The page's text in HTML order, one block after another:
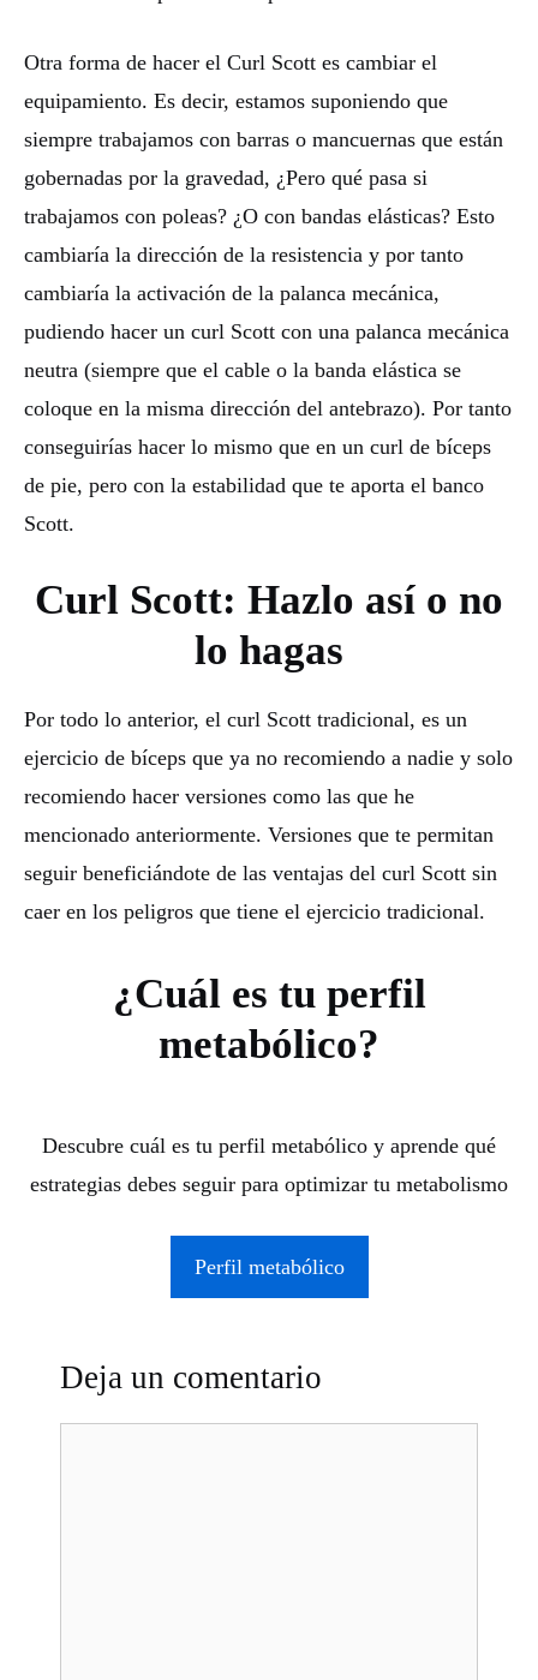
Otra forma de hacer el Curl Scott es cambiar el
equipamiento. Es decir, estamos suponiendo que
siempre trabajamos con barras o mancuernas que están
gobernadas por la gravedad, ¿Pero qué pasa si
trabajamos con poleas? ¿O con bandas elásticas? Esto
cambiaría la dirección de la resistencia y por tanto
cambiaría la activación de la palanca mecánica,
pudiendo hacer un curl Scott con una palanca mecánica
neutra (siempre que el cable o la banda elástica se
coloque en la misma dirección del antebrazo). Por tanto
conseguirías hacer lo mismo que en un curl de bíceps
de pie, pero con la estabilidad que te aporta el banco
Scott.
Curl Scott: Hazlo así o no
lo hagas
Por todo lo anterior, el curl Scott tradicional, es un
ejercicio de bíceps que ya no recomiendo a nadie y solo
recomiendo hacer versiones como las que he
mencionado anteriormente. Versiones que te permitan
seguir beneficiándote de las ventajas del curl Scott sin
caer en los peligros que tiene el ejercicio tradicional.
¿Cuál es tu perfil
metabólico?
Descubre cuál es tu perfil metabólico y aprende qué
estrategias debes seguir para optimizar tu metabolismo
Perfil metabólico
Deja un comentario